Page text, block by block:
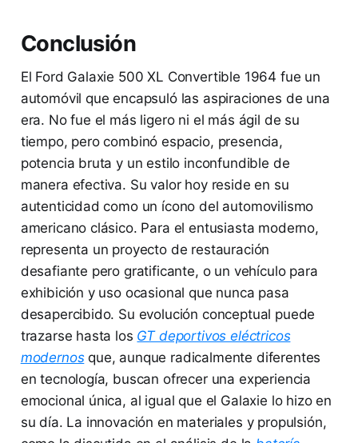
Conclusión
El Ford Galaxie 500 XL Convertible 1964 fue un
automóvil que encapsuló las aspiraciones de una
era. No fue el más ligero ni el más ágil de su
tiempo, pero combinó espacio, presencia,
potencia bruta y un estilo inconfundible de
manera efectiva. Su valor hoy reside en su
autenticidad como un ícono del automovilismo
americano clásico. Para el entusiasta moderno,
representa un proyecto de restauración
desafiante pero gratificante, o un vehículo para
exhibición y uso ocasional que nunca pasa
desapercibido. Su evolución conceptual puede
trazarse hasta los GT deportivos eléctricos
modernosque, aunque radicalmente diferentes
en tecnología, buscan ofrecer una experiencia
emocional única, al igual que el Galaxie lo hizo en
su día. La innovación en materiales y propulsión,